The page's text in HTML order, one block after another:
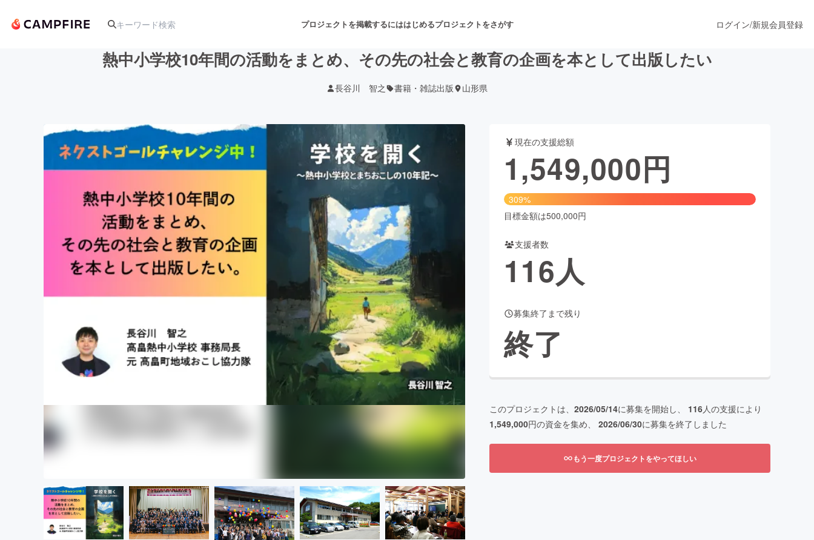
プロジェクトを掲載するにははじめるプロジェクトをさがす
アート・写真 舞台・パフォーマンス
ゲーム・サービス開発 ファッション
映像・映画 書籍・雑誌出版
ビジネス・起業 チャレンジ ビューティー・ヘルスケア
CAMPFIRE for Social GoodCAMPFIRE Creation
CAMPFIREふるさと納税machi-yaコミュニティ
ログイン/新規会員登録
熱中小学校10年間の活動をまとめ、その先の社会と教育の企画を本として出版したい
長谷川 智之 書籍・雑誌出版 山形県
現在の支援総額
1,549,000円
309%
目標金額は500,000円
支援者数
116人
募集終了まで残り
終了
このプロジェクトは、 2026/05/14に募集を開始し、 116人の支援により
1,549,000円の資金を集め、 2026/06/30に募集を終了しました
もう一度プロジェクトをやってほしい